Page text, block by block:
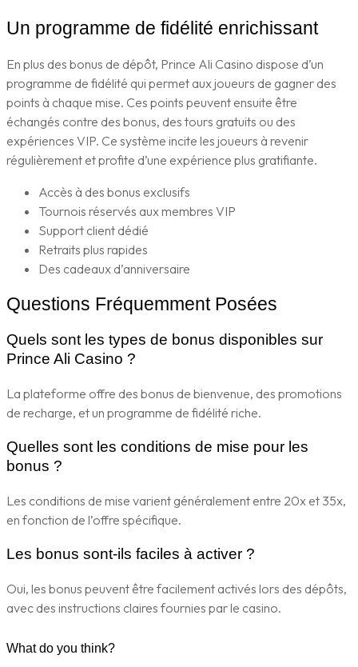
Un programme de fidélité enrichissant
En plus des bonus de dépôt, Prince Ali Casino dispose d’un
programme de fidélité qui permet aux joueurs de gagner des
points à chaque mise. Ces points peuvent ensuite être
échangés contre des bonus, des tours gratuits ou des
expériences VIP. Ce système incite les joueurs à revenir
régulièrement et profite d’une expérience plus gratifiante.
Accès à des bonus exclusifs
Tournois réservés aux membres VIP
Support client dédié
Retraits plus rapides
Des cadeaux d’anniversaire
Questions Fréquemment Posées
Quels sont les types de bonus disponibles sur
Prince Ali Casino ?
La plateforme offre des bonus de bienvenue, des promotions
de recharge, et un programme de fidélité riche.
Quelles sont les conditions de mise pour les
bonus ?
Les conditions de mise varient généralement entre 20x et 35x,
en fonction de l’offre spécifique.
Les bonus sont-ils faciles à activer ?
Oui, les bonus peuvent être facilement activés lors des dépôts,
avec des instructions claires fournies par le casino.
What do you think?